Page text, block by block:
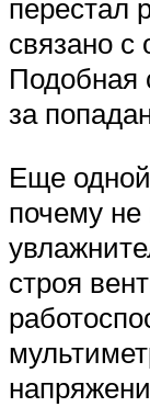
перестал
связано с
Подобная
за
Еще
почему не
строя